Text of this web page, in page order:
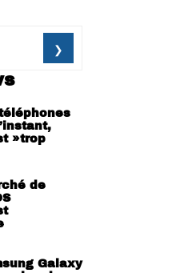
»trop
de
Galaxy